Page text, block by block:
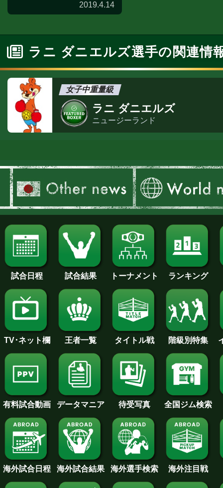
2019.4.14
ラニ ダニエルズ選手の関連情
女子中重量級
ラニ ダニエルズ
ニュージーランド
試合日程 試合結果 トーナメント ランキング
TV･ネット欄 王者一覧 タイトル戦 階級別特集
有料試合動画 データマニア 待受写真 全国ジム検索
海外試合日程 海外試合結果 海外選手検索 海外注目戦